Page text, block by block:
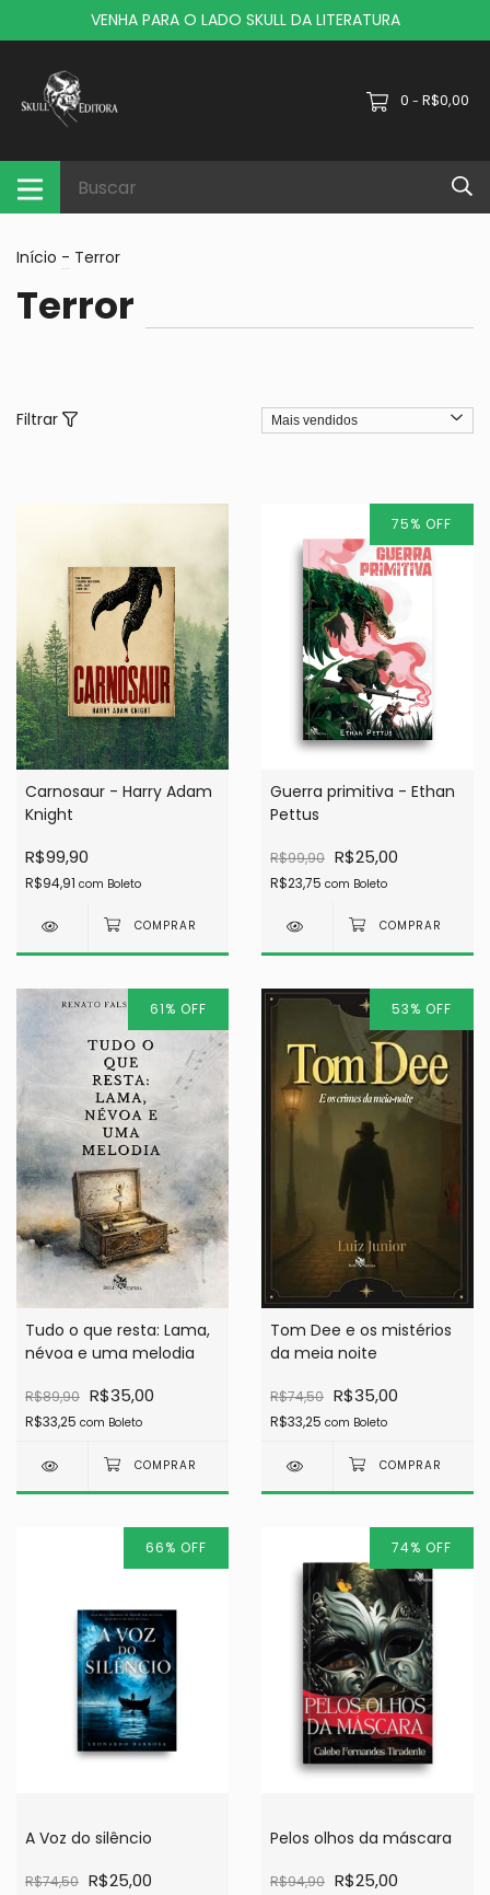
VENHA PARA O LADO SKULL DA LITERATURA
0 - R$0,00
Início - Terror
Terror
Filtrar
Carnosaur - Harry Adam
Knight
R$99,90
R$94,91 com Boleto
75% OFF
Guerra primitiva - Ethan
Pettus
R$99,90 R$25,00
R$23,75 com Boleto
61% OFF
Tudo o que resta: Lama,
névoa e uma melodia
R$89,90 R$35,00
R$33,25 com Boleto
53% OFF
Tom Dee e os mistérios
da meia noite
R$74,50 R$35,00
R$33,25 com Boleto
66% OFF
A Voz do silêncio
R$74,50 R$25,00
74% OFF
Pelos olhos da máscara
R$94,90 R$25,00